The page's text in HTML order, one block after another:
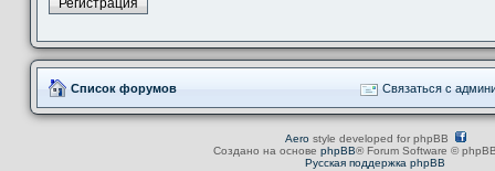
Регистрация
Список форумов Связаться с
Aerostyle developed for phpBB
Создано на основе phpBB® Forum Software ©
Русская поддержка phpBB